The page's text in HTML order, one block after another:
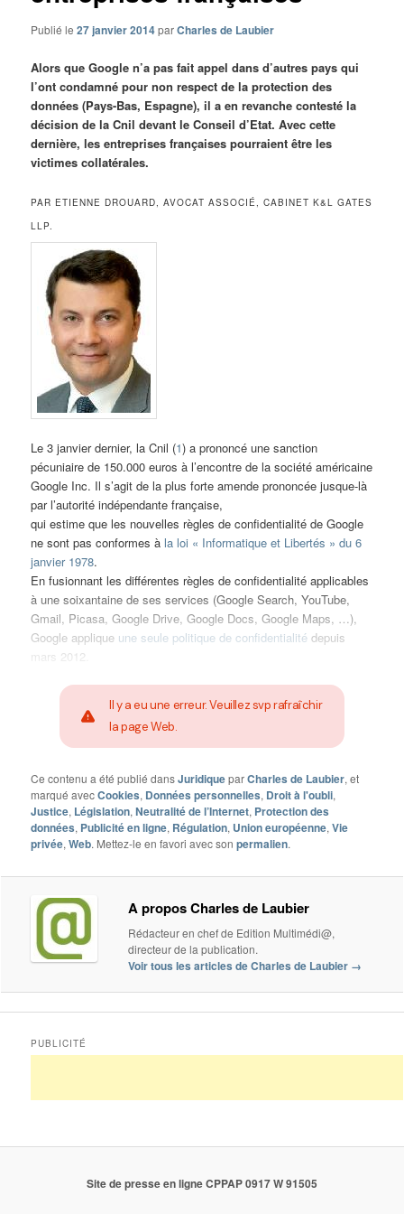
Publié le27 janvier 2014parCharles de Laubier
Alors que Google n’a pas fait appel dans d’autres pays qui
l’ont condamné pour non respect de la protection des
données (Pays-Bas, Espagne), il a en revanche contesté la
décision de la Cnil devant le Conseil d’Etat. Avec cette
dernière, les entreprises françaises pourraient être les
victimes collatérales.
PAR ETIENNE DROUARD, AVOCAT ASSOCIÉ, CABINET K&L GATES
LLP.
Le 3 janvier dernier, la Cnil (1) a prononcé une sanction
pécuniaire de 150.000 euros à l’encontre de la société américaine
Google Inc. Il s’agit de la plus forte amende prononcée jusque-là
par l’autorité indépendante française,
qui estime que les nouvelles règles de confidentialité de Google
ne sont pas conformes à la loi « Informatique et Libertés » du 6
janvier 1978.
En fusionnant les différentes règles de confidentialité applicables
à une soixantaine de ses services (Google Search, YouTube,
Gmail, Picasa, Google Drive, Google Docs, Google Maps, …),
Google applique une seule politique de confidentialité depuis
mars 2012.
Il y a eu une erreur. Veuillez svp rafraîchir
la page Web.
Ce contenu a été publié dansJuridiqueparCharles de Laubier, et
marqué avecCookies, Données personnelles, Droit à l'oubli,
Justice, Législation,Neutralité de l’Internet, Protection des
données, Publicité en ligne, Régulation, Union européenne,Vie
privée,Web. Mettez-le en favori avec sonpermalien.
A propos Charles de Laubier
Rédacteur en chef de Edition Multimédi@,
directeur de la publication.
Voir tous les articles de Charles de Laubier →
PUBLICITÉ
Site de presse en ligne CPPAP 0917 W 91505